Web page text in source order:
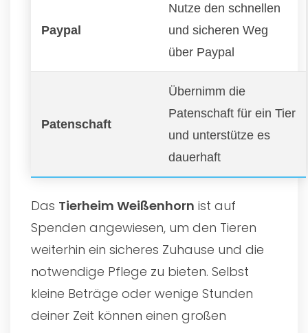
Paypal
Nutze den schnellen
und sicheren Weg
über Paypal
Patenschaft
Übernimm die
Patenschaft für ein Tier
und unterstütze es
dauerhaft
Das Tierheim Weißenhorn ist auf
Spenden angewiesen, um den Tieren
weiterhin ein sicheres Zuhause und die
notwendige Pflege zu bieten. Selbst
kleine Beträge oder wenige Stunden
deiner Zeit können einen großen